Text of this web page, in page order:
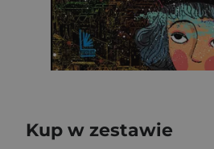
Kup w zestawie